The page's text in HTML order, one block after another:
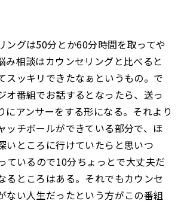
ングは50分とか60分時間を取ってや
み相談はカウンセリングと比べると
スッキリできたなぁというもの。で
オ番組でお話するとなったら、送っ
にアンサーをする形になる。それより
ッチボールができている部分で、ほ
いところに行けていたらと思いつ
ているので10分ちょっとで大丈夫だ
るところはある。それでもカウンセ
ない人生だったという方がこの番組